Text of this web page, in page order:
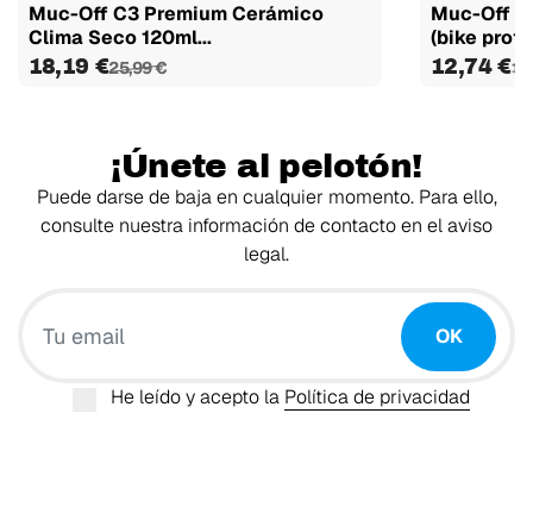
Muc-Off C3 Premium Cerámico
Clima Seco 120ml...
18,19 €25,99 €
Muc-Off
(bike
12,74 €
¡Únete al pelotón!
Puede darse de baja en cualquier momento. Para ello,
consulte nuestra información de contacto en el aviso
legal.
OK
He leído y acepto la Política de privacidad